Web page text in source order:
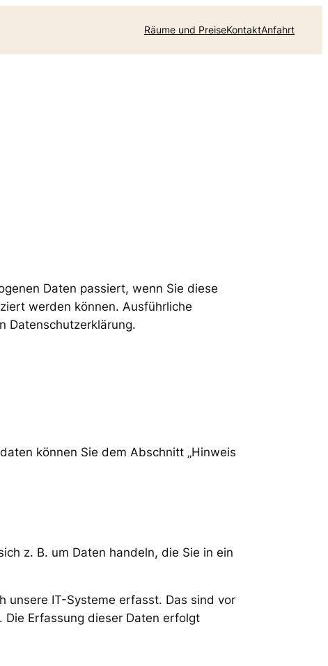
Räume und PreiseKontaktAnfahrt
Daten passiert, wenn Sie diese
werden können. Ausführliche
Datenschutzerklärung.
können Sie dem Abschnitt „Hinweis
z. B. um Daten handeln, die Sie in ein
unsere IT-Systeme erfasst. Das sind vor
Erfassung dieser Daten erfolgt